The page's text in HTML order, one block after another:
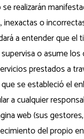
realizarán
inexactas o
a entender que el
o asume
prestados a
se estableció el
a cualquier
web (sus
del propio